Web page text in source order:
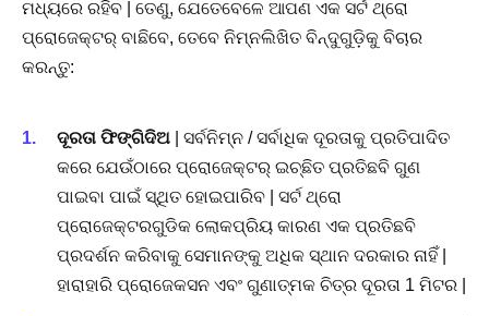
ମଧ୍ୟରେ ରହିବ | ତେଣୁ, ଯେତେବେଳେ ଆପଣ ଏକ ସର୍ଟ ଥ୍ରୋ
ପ୍ରୋଜେକ୍ଟର୍ ବାଛିବେ, ତେବେ ନିମ୍ନଲିଖିତ ବିନ୍ଦୁଗୁଡ଼ିକୁ ବିଚାର
କରନ୍ତୁ:
ଦୂରତା ଫିଙ୍ଗିଦିଅ | ସର୍ବନିମ୍ନ / ସର୍ବାଧିକ ଦୂରତାକୁ ପ୍ରତିପାଦିତ
କରେ ଯେଉଁଠାରେ ପ୍ରୋଜେକ୍ଟର୍ ଇଚ୍ଛିତ ପ୍ରତିଛବି ଗୁଣ
ପାଇବା ପାଇଁ ସ୍ଥିତ ହୋଇପାରିବ | ସର୍ଟ ଥ୍ରୋ
ପ୍ରୋଜେକ୍ଟରଗୁଡିକ ଲୋକପ୍ରିୟ କାରଣ ଏକ ପ୍ରତିଛବି
ପ୍ରଦର୍ଶନ କରିବାକୁ ସେମାନଙ୍କୁ ଅଧିକ ସ୍ଥାନ ଦରକାର ନାହିଁ |
ହାରାହାରି ପ୍ରୋଜେକସନ ଏବଂ ଗୁଣାତ୍ମକ ଚିତ୍ର ଦୂରତା 1 ମିଟର |